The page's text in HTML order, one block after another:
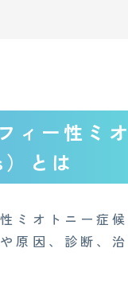
ィー性
とは
ミオトニー症
原因、診断、